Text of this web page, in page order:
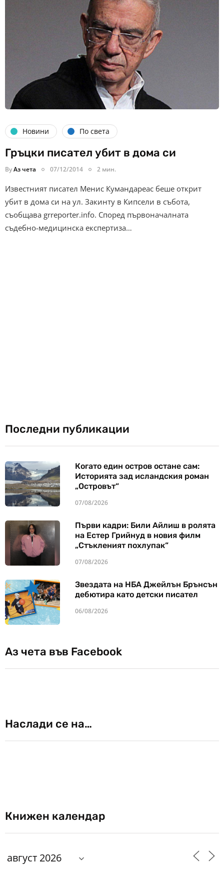
Новини По света
Гръцки писател убит в дома си
ByАз чета 07/12/2014 2 мин.
Известният писател Менис Кумандареас беше открит
убит в дома си на ул. Закинту в Кипсели в събота,
съобщава grreporter.info. Според първоначалната
съдебно-медицинска експертиза…
Последни публикации
Когато един остров остане сам:
Историята зад исландския роман
„Островът“
07/08/2026
Първи кадри: Били Айлиш в ролята
на Естер Грийнуд в новия филм
„Стъкленият похлупак“
07/08/2026
Звездата на НБА Джейлън Брънсън
дебютира като детски писател
06/08/2026
Аз чета във Facebook
Наслади се на…
Книжен календар